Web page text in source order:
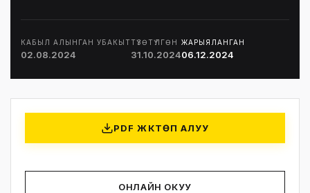
КАБЫЛ АЛЫНГАН УБАКЫТ
02.08.2024
ТҮЗӨТҮЛГӨН
31.10.2024
ЖАРЫЯЛАНГАН
06.12.2024
PDF ЖҮКТӨП АЛУУ
ОНЛАЙН ОКУУ